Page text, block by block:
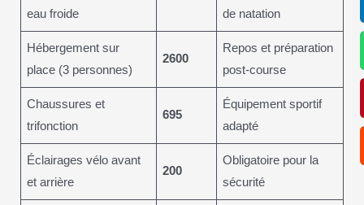
eau froide
de natation
Hébergement sur
place (3 personnes)
2600
Repos et préparation
post-course
Chaussures et
trifonction
695
Équipement sportif
adapté
Éclairages vélo avant
et arrière
200
Obligatoire pour la
sécurité